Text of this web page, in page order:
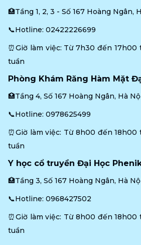
🏥Tầng 1, 2, 3 - Số 167 Hoàng Ngân,
📞Hotline: 02422226699
⏰Giờ làm việc: Từ 7h30 đến
tuần
Phòng Khám Răng Hàm Mặt
🏥Tầng 4, Số 167 Hoàng Ngân, Hà
📞Hotline: 0978625499
⏰Giờ làm việc: Từ 8h00 đến
tuần
Y học cổ truyền Đại Học
🏥Tầng 3, Số 167 Hoàng Ngân, Hà
📞Hotline: 0968427502
⏰Giờ làm việc: Từ 8h00 đến
tuần